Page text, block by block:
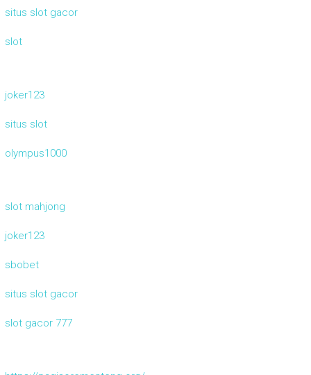
situs slot gacor
slot
joker123
situs slot
olympus1000
slot mahjong
joker123
sbobet
situs slot gacor
slot gacor 777